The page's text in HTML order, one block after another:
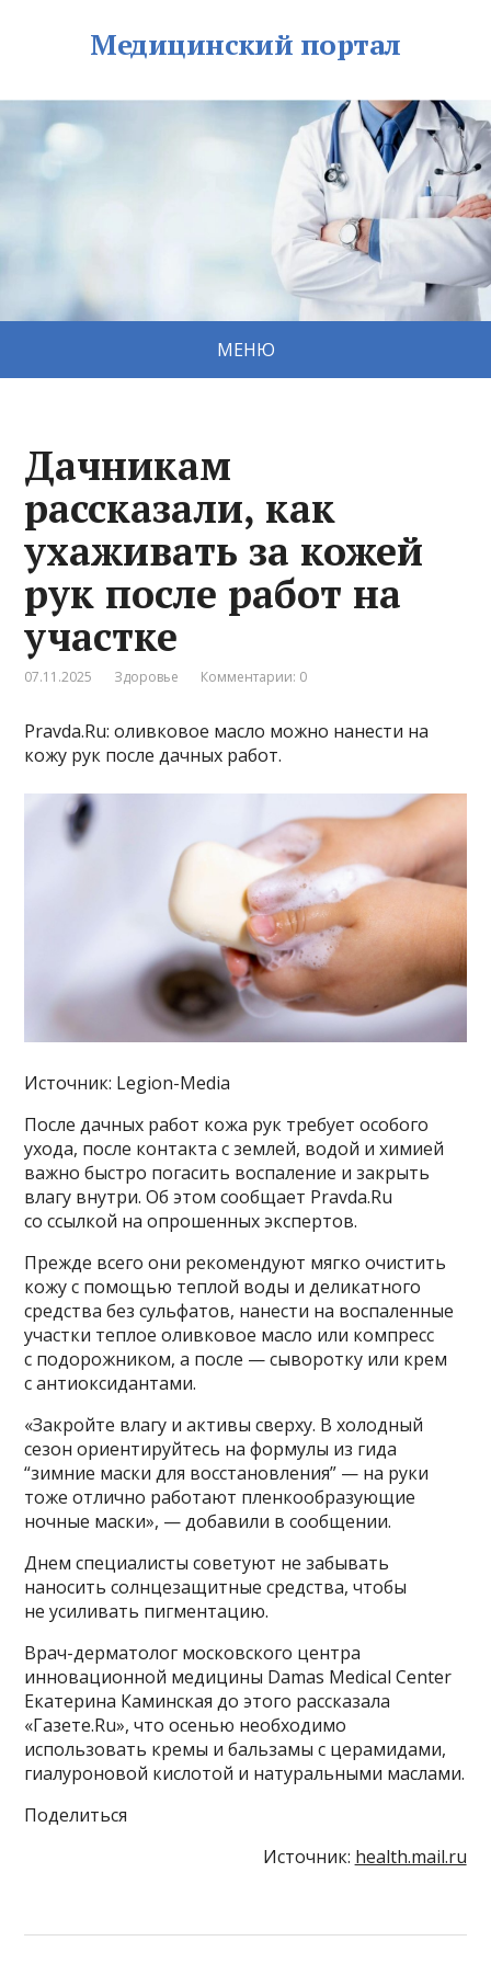
Медицинский портал
МЕНЮ
Дачникам
рассказали, как
ухаживать за кожей
рук после работ на
участке
07.11.2025 Здоровье Комментарии: 0
Pravda.Ru: оливковое масло можно нанести на
кожу рук после дачных работ.
Источник: Legion-Media
После дачных работ кожа рук требует особого
ухода, после контакта с землей, водой и химией
важно быстро погасить воспаление и закрыть
влагу внутри. Об этом сообщает Pravda.Ru
со ссылкой на опрошенных экспертов.
Прежде всего они рекомендуют мягко очистить
кожу с помощью теплой воды и деликатного
средства без сульфатов, нанести на воспаленные
участки теплое оливковое масло или компресс
с подорожником, а после — сыворотку или крем
с антиоксидантами.
«Закройте влагу и активы сверху. В холодный
сезон ориентируйтесь на формулы из гида
“зимние маски для восстановления” — на руки
тоже отлично работают пленкообразующие
ночные маски», — добавили в сообщении.
Днем специалисты советуют не забывать
наносить солнцезащитные средства, чтобы
не усиливать пигментацию.
Врач-дерматолог московского центра
инновационной медицины Damas Medical Center
Екатерина Каминская до этого рассказала
«Газете.Ru», что осенью необходимо
использовать кремы и бальзамы с церамидами,
гиалуроновой кислотой и натуральными маслами.
Поделиться
Источник: health.mail.ru